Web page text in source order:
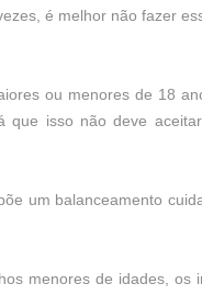
é melhor não fazer
ou menores de 18
isso não deve
um balanceamento
menores de idades,